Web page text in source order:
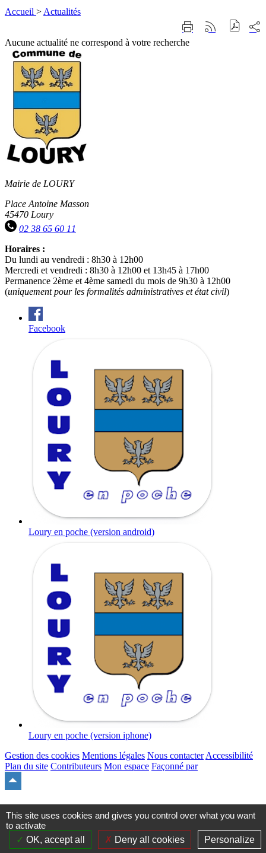
Accueil > Actualités
Imprimer
page
Générer
sur
Aucune actualité ne correspond à votre recherche
Mairie de LOURY
Place Antoine Masson
45470 Loury
02 38 65 60 11
Horaires :
Du lundi au vendredi : 8h30 à 12h00
Mercredi et vendredi : 8h30 à 12h00 et 13h45 à 17h00
Permanence 2ème et 4ème samedi du mois de 9h30 à 12h00
(uniquement pour les formalités administratives et état civil)
Facebook
Loury en poche (version android)
Loury en poche (version iphone)
Gestion des cookies Mentions légales Nous contacter Accessibilité
Plan du site Contributeurs Mon espace Façonné par
site
This site uses cookies and gives you control over what you want
to activate
OK, accept all
Deny all cookies Personalize